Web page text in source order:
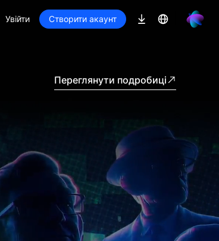
Увійти Створити акаунт
Переглянути подробиці